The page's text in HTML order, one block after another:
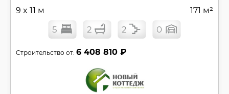
9 x 11 м 171 м²
5 2 2 0
Строительство от: 6 408 810 ₽